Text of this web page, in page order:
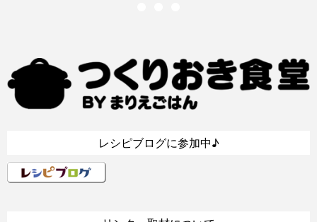
レシピブログに参加中♪